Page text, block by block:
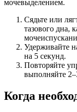
мочевыделением.
Сядьте или
тазового дна,
Удерживайте
на 5 секунд.
Повторяйте
выполняйте
Когда